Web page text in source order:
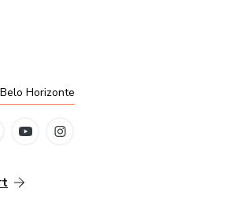
Horizonte